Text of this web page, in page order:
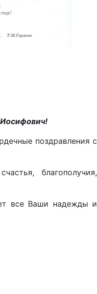
поздравления с
благополучия,
все Ваши надежды и